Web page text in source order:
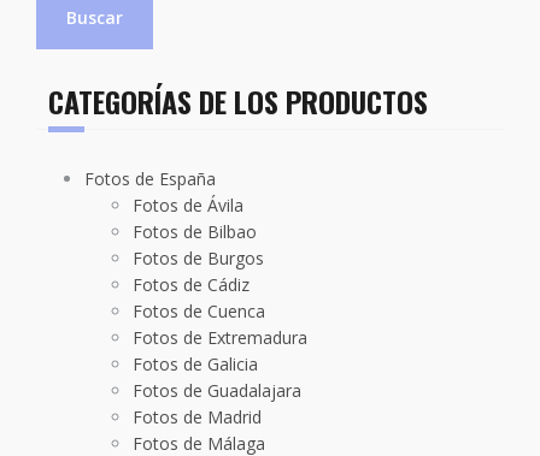
Buscar
CATEGORÍAS DE LOS PRODUCTOS
Fotos de España
Fotos de Ávila
Fotos de Bilbao
Fotos de Burgos
Fotos de Cádiz
Fotos de Cuenca
Fotos de Extremadura
Fotos de Galicia
Fotos de Guadalajara
Fotos de Madrid
Fotos de Málaga